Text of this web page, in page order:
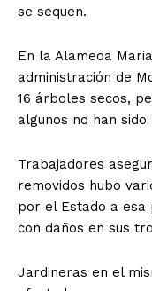
se sequen.
En la Alameda
administración de
16 árboles secos,
algunos no han sido
Trabajadores
removidos hubo
por el Estado a esa
con daños en sus
Jardineras en el